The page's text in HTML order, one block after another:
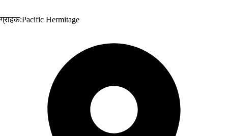
ग्राहक:Pacific Hermitage